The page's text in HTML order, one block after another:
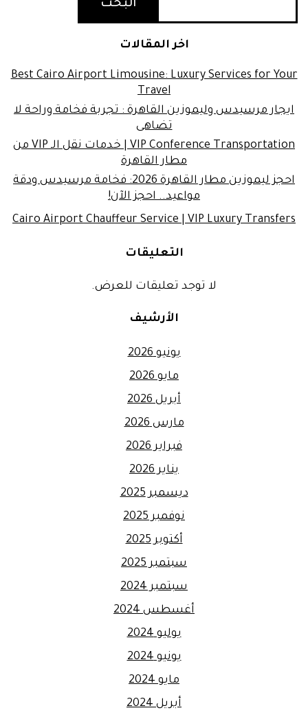
البحث
اخر المقالات
Best Cairo Airport Limousine: Luxury Services for Your
Travel
ايجار مرسيدس وليموزين القاهرة : تجربة فخامة وراحة لا
تضاهى
VIP Conference Transportation | خدمات نقل الـ VIP من
مطار القاهرة
احجز ليموزين مطار القاهرة 2026: فخامة مرسيدس ودقة
مواعيد.. احجز الآن!
Cairo Airport Chauffeur Service | VIP Luxury Transfers
التعليقات
لا توجد تعليقات للعرض.
الأرشيف
يونيو 2026
مايو 2026
أبريل 2026
مارس 2026
فبراير 2026
يناير 2026
ديسمبر 2025
نوفمبر 2025
أكتوبر 2025
سبتمبر 2025
سبتمبر 2024
أغسطس 2024
يوليو 2024
يونيو 2024
مايو 2024
أبريل 2024